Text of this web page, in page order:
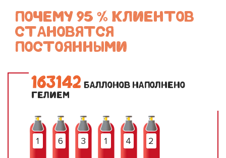
ПОЧЕМУ 95 % КЛИЕНТОВ
СТАНОВЯТСЯ
ПОСТОЯННЫМИ
163142 БАЛЛОНОВ НАПОЛНЕНО
ГЕЛИЕМ
1 6 3 1 4 2